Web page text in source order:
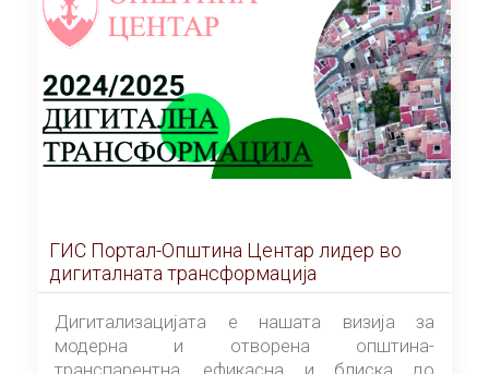
ГИС Портал-Општина Центар лидер во
дигиталната трансформација
Дигитализацијата е нашата визија за
модерна и отворена општина-
транспарентна, ефикасна и блиска до